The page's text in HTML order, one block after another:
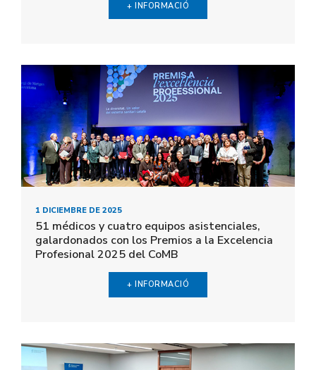
+ INFORMACIÓ
1 DICIEMBRE DE 2025
51 médicos y cuatro equipos asistenciales,
galardonados con los Premios a la Excelencia
Profesional 2025 del CoMB
+ INFORMACIÓ